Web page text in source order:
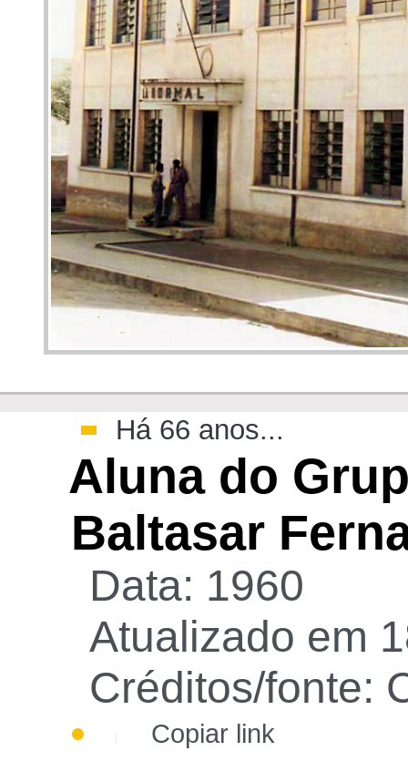
Há 66 anos...
Aluna do
Baltasar
Data: 1960
Atualizado em
Créditos/fonte:
Copiar link